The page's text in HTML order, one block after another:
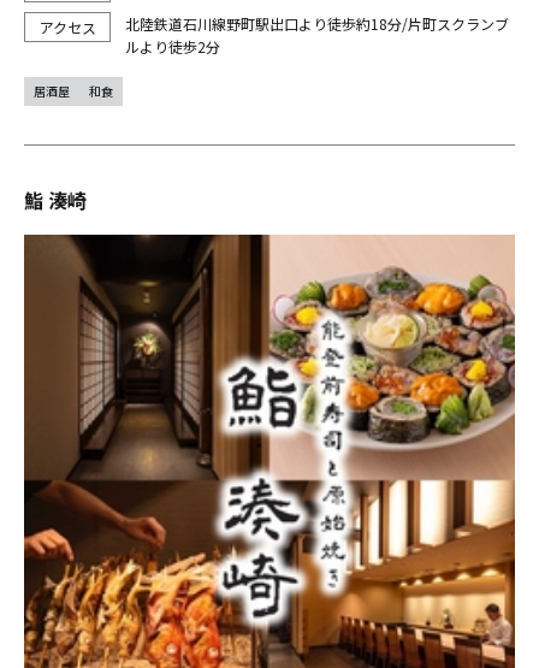
北陸鉄道石川線野町駅出口より徒歩約18分/片町スクランブ
ルより徒歩2分
居酒屋 和食
鮨 湊崎